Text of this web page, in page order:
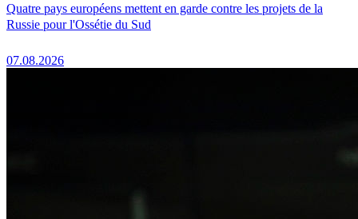
Quatre pays européens mettent en garde contre les projets de la
Russie pour l'Ossétie du Sud
07.08.2026